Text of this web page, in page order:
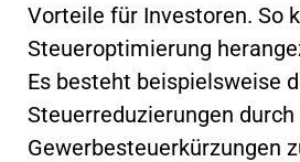
Vorteile für Investoren. So
Steueroptimierung
Es besteht beispielsweise
Steuerreduzierungen
Gewerbesteuerkürzungen